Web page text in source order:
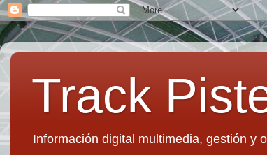
Track
Información digital multimedia, gestión y